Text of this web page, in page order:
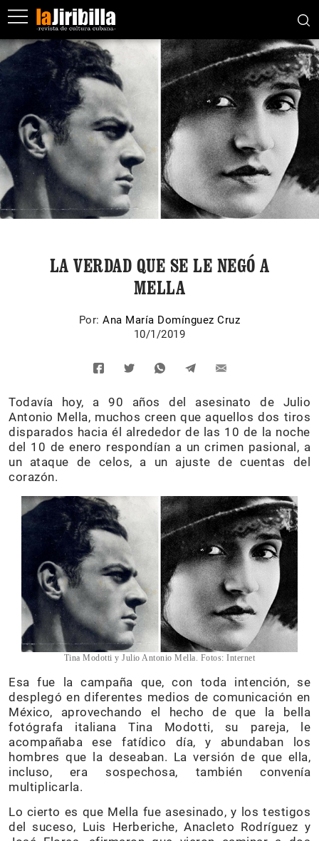
LA VERDAD QUE SE LE NEGÓ A
MELLA
Por:Ana María Domínguez Cruz
10/1/2019
Todavía hoy, a 90 años del asesinato de Julio
Antonio Mella, muchos creen que aquellos dos tiros
disparados hacia él alrededor de las 10 de la noche
del 10 de enero respondían a un crimen pasional, a
un ataque de celos, a un ajuste de cuentas del
corazón.
Tina Modotti y Julio Antonio Mella. Fotos: Internet
Esa fue la campaña que, con toda intención, se
desplegó en diferentes medios de comunicación en
México, aprovechando el hecho de que la bella
fotógrafa italiana Tina Modotti, su pareja, le
acompañaba ese fatídico día, y abundaban los
hombres que la deseaban. La versión de que ella,
incluso, era sospechosa, también convenía
multiplicarla.
Lo cierto es que Mella fue asesinado, y los testigos
del suceso, Luis Herberiche, Anacleto Rodríguez y